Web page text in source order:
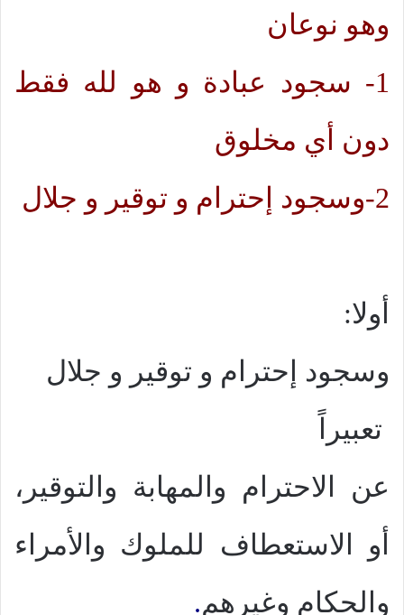
وهو نوعان
1- سجود عبادة و هو لله فقط
دون أي مخلوق
2-وسجود إحترام و توقير و جلال
أولا:
وسجود إحترام و توقير و جلال
تعبيراً
عن الاحترام والمهابة والتوقير،
أو الاستعطاف للملوك والأمراء
والحكام وغيرهم.